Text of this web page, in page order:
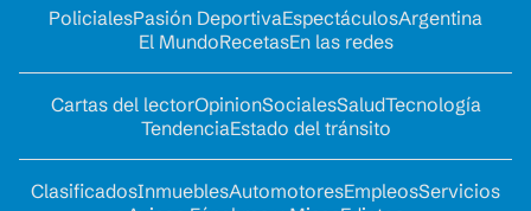
PolicialesPasión DeportivaEspectáculosArgentina
El MundoRecetasEn las redes
Cartas del lectorOpinionSocialesSaludTecnología
TendenciaEstado del tránsito
ClasificadosInmueblesAutomotoresEmpleosServicios